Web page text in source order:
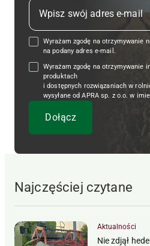
Wyrażam zgodę na otrzymywanie
na podany adres e-mail.
Wyrażam zgodę na otrzymywanie
produktach
i dostępnych rozwiązaniach w
wysyłane od APRA sp. z o.o. w
Najczęściej czytane
Aktualności
Nie zdjął